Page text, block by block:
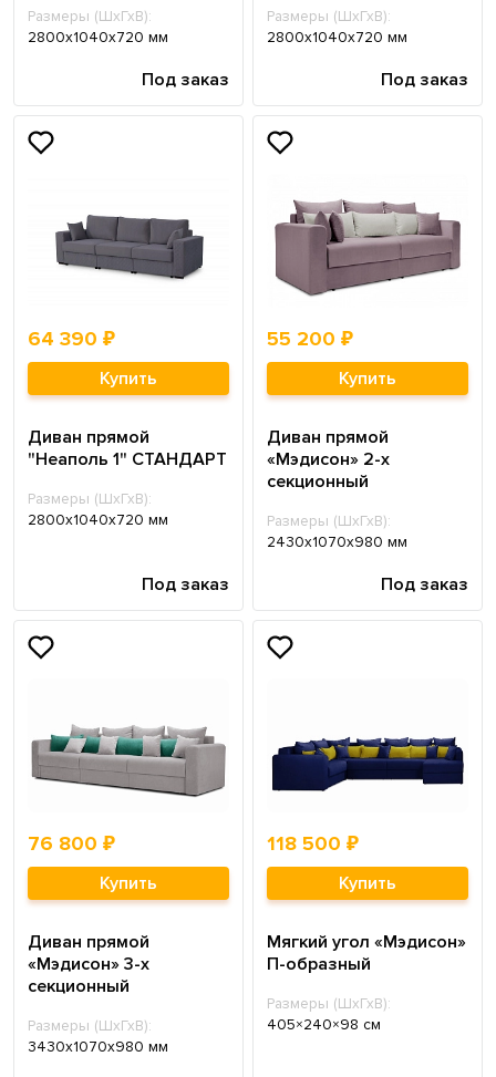
Размеры (ШхГхВ):
2800х1040х720 мм
Под заказ
Размеры (ШхГхВ):
2800х1040х720 мм
Под заказ
64 390 ₽
Купить
Диван прямой
"Неаполь 1" СТАНДАРТ
Размеры (ШхГхВ):
2800х1040х720 мм
Под заказ
55 200 ₽
Купить
Диван прямой
«Мэдисон» 2-х
секционный
Размеры (ШхГхВ):
2430х1070х980 мм
Под заказ
76 800 ₽
Купить
Диван прямой
«Мэдисон» 3-х
секционный
Размеры (ШхГхВ):
3430х1070х980 мм
118 500 ₽
Купить
Мягкий угол «Мэдисон»
П-образный
Размеры (ШхГхВ):
405×240×98 см